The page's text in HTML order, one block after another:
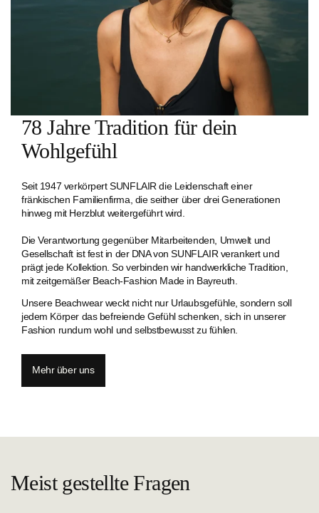
78 Jahre Tradition für dein
Wohlgefühl
Seit 1947 verkörpert SUNFLAIR die Leidenschaft einer
fränkischen Familien­firma, die seither über drei Generationen
hinweg mit Herzblut weitergeführt wird.
Die Verantwortung gegenüber Mitarbeitenden, Umwelt und
Gesellschaft ist fest in der DNA von SUNFLAIR verankert und
prägt jede Kollektion. So verbinden wir handwerkliche Tradition,
mit zeitgemäßer Beach-Fashion Made in Bayreuth.
Unsere Beachwear weckt nicht nur Urlaubsgefühle, sondern soll
jedem Körper das befreiende Gefühl schenken, sich in unserer
Fashion rundum wohl und selbstbewusst zu fühlen.
Mehr über uns
Meist gestellte Fragen